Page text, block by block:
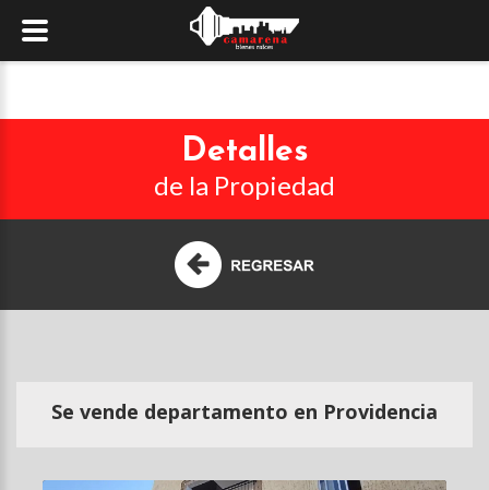
Detalles
de la Propiedad
Se vende departamento en Providencia